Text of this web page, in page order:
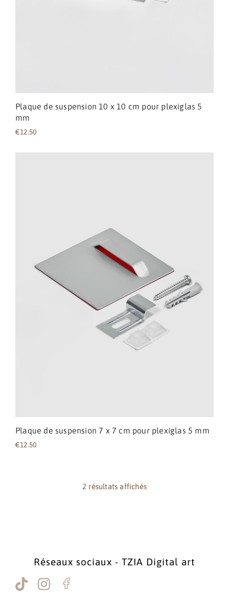
Plaque de suspension 10 x 10 cm pour plexiglas 5
mm
€12.50
Plaque de suspension 7 x 7 cm pour plexiglas 5 mm
€12.50
2 résultats affichés
Réseaux sociaux - TZIA Digital art